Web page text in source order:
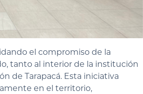
el compromiso de la
tanto al interior de la institución
de Tarapacá. Esta iniciativa
en el territorio,